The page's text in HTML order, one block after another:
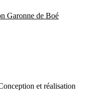
et réalisation